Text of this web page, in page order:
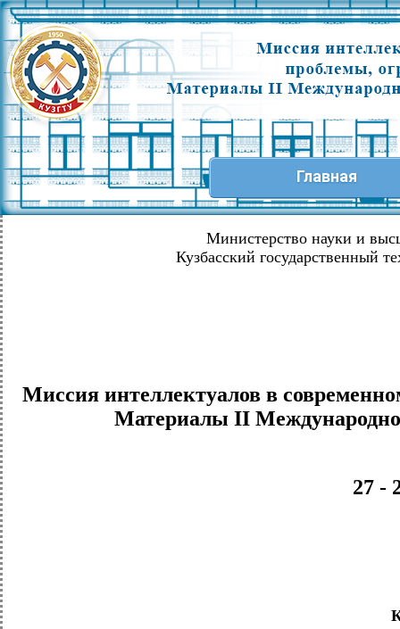
Главная
Министерство науки и
Кузбасский государственный
Миссия интеллектуалов в
Материалы II
27 -